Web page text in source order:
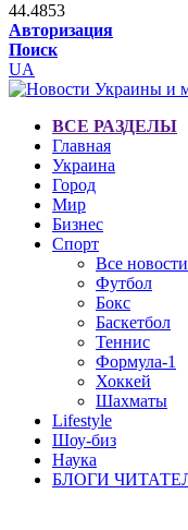
44.4853
Авторизация
Поиск
UA
ВСЕ РАЗДЕЛЫ
Главная
Украина
Город
Мир
Бизнес
Спорт
Все новости
Футбол
Бокс
Баскетбол
Теннис
Формула-1
Хоккей
Шахматы
Lifestyle
Шоу-биз
Наука
БЛОГИ